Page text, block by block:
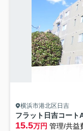
横浜市港北区日吉
フラット日吉コート
15.5万円 管理/共益